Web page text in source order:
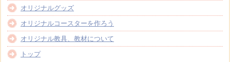
オリジナルグッズ
オリジナルコースターを作ろう
オリジナル教具、教材について
トップ